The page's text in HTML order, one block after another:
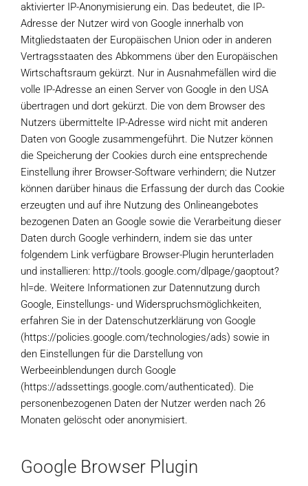
aktivierter IP-Anonymisierung ein. Das bedeutet, die IP-
Adresse der Nutzer wird von Google innerhalb von
Mitgliedstaaten der Europäischen Union oder in anderen
Vertragsstaaten des Abkommens über den Europäischen
Wirtschaftsraum gekürzt. Nur in Ausnahmefällen wird die
volle IP-Adresse an einen Server von Google in den USA
übertragen und dort gekürzt. Die von dem Browser des
Nutzers übermittelte IP-Adresse wird nicht mit anderen
Daten von Google zusammengeführt. Die Nutzer können
die Speicherung der Cookies durch eine entsprechende
Einstellung ihrer Browser-Software verhindern; die Nutzer
können darüber hinaus die Erfassung der durch das Cookie
erzeugten und auf ihre Nutzung des Onlineangebotes
bezogenen Daten an Google sowie die Verarbeitung dieser
Daten durch Google verhindern, indem sie das unter
folgendem Link verfügbare Browser-Plugin herunterladen
und installieren: http://tools.google.com/dlpage/gaoptout?
hl=de. Weitere Informationen zur Datennutzung durch
Google, Einstellungs- und Widerspruchsmöglichkeiten,
erfahren Sie in der Datenschutzerklärung von Google
(https://policies.google.com/technologies/ads) sowie in
den Einstellungen für die Darstellung von
Werbeeinblendungen durch Google
(https://adssettings.google.com/authenticated). Die
personenbezogenen Daten der Nutzer werden nach 26
Monaten gelöscht oder anonymisiert.
Google Browser Plugin